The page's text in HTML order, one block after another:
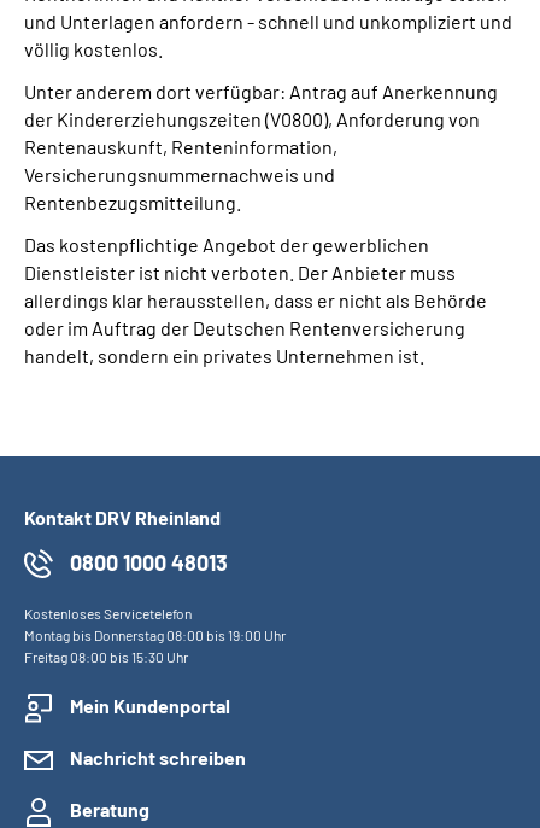
und Unterlagen anfordern - schnell und unkompliziert und
völlig kostenlos.
Unter anderem dort verfügbar: Antrag auf Anerkennung
der Kindererziehungszeiten (V0800), Anforderung von
Rentenauskunft, Renteninformation,
Versicherungsnummernachweis und
Rentenbezugsmitteilung.
Das kostenpflichtige Angebot der gewerblichen
Dienstleister ist nicht verboten. Der Anbieter muss
allerdings klar herausstellen, dass er nicht als Behörde
oder im Auftrag der Deutschen Rentenversicherung
handelt, sondern ein privates Unternehmen ist.
Kontakt DRV Rheinland
0800 1000 48013
Kostenloses Servicetelefon
Montag bis Donnerstag 08:00 bis 19:00 Uhr
Freitag 08:00 bis 15:30 Uhr
Mein Kundenportal
Nachricht schreiben
Beratung